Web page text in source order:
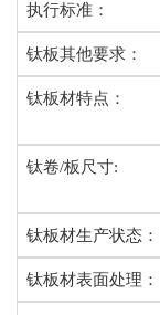
执行标准：
钛板其他要求：
钛板材特点：
钛卷/板尺寸:
钛板材生产状态：
钛板材表面处理：